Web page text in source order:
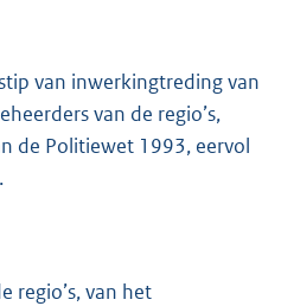
van inwerkingtreding van
van de regio’s,
de Politiewet 1993, eervol
regio’s, van het